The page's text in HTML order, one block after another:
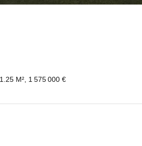
M², 1 575 000 €